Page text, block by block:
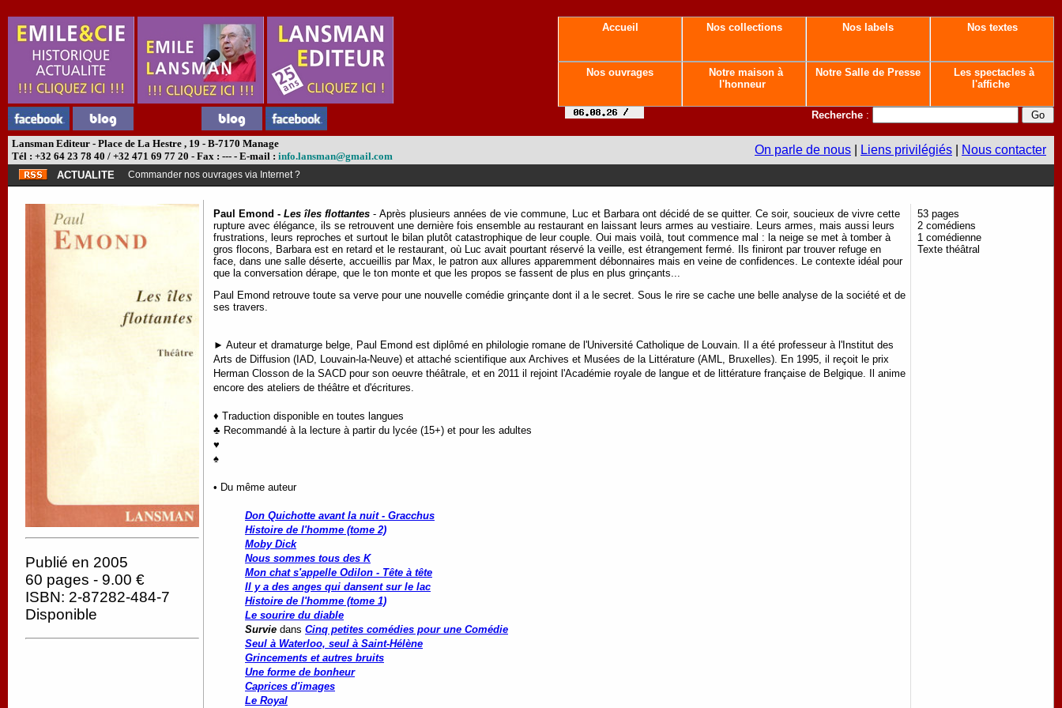
Accueil Nos collections Nos labels Nos textes
Nos ouvrages
Notre maison à
l'honneur
Notre Salle de Presse
Les spectacles à
l'affiche
Recherche :
Lansman Editeur - Place de La Hestre , 19 - B-7170 Manage
Tél : +32 64 23 78 40 / +32 471 69 77 20 - Fax : --- - E-mail : info.lansman@gmail.com On parle de nous Liens privilégiés Nous contacter
ACTUALITE Commander nos ouvrages via Internet ?
Publié en 2005
60 pages - 9.00 €
ISBN: 2-87282-484-7
Disponible
Paul Emond - Les îles flottantes - Après plusieurs années de vie commune, Luc et Barbara ont décidé de se quitter. Ce soir, soucieux de vivre cette
rupture avec élégance, ils se retrouvent une dernière fois ensemble au restaurant en laissant leurs armes au vestiaire. Leurs armes, mais aussi leurs
frustrations, leurs reproches et surtout le bilan plutôt catastrophique de leur couple. Oui mais voilà, tout commence mal : la neige se met à tomber à
gros flocons, Barbara est en retard et le restaurant, où Luc avait pourtant réservé la veille, est étrangement fermé. Ils finiront par trouver refuge en
face, dans une salle déserte, accueillis par Max, le patron aux allures apparemment débonnaires mais en veine de confidences. Le contexte idéal pour
que la conversation dérape, que le ton monte et que les propos se fassent de plus en plus grinçants...
Paul Emond retrouve toute sa verve pour une nouvelle comédie grinçante dont il a le secret. Sous le rire se cache une belle analyse de la société et de
ses travers.
► Auteur et dramaturge belge, Paul Emond est diplômé en philologie romane de l'Université Catholique de Louvain. Il a été professeur à l'Institut des
Arts de Diffusion (IAD, Louvain-la-Neuve) et attaché scientifique aux Archives et Musées de la Littérature (AML, Bruxelles). En 1995, il reçoit le prix
Herman Closson de la SACD pour son oeuvre théâtrale, et en 2011 il rejoint l'Académie royale de langue et de littérature française de Belgique. Il anime
encore des ateliers de théâtre et d'écritures.
♦ Traduction disponible en toutes langues
♣ Recommandé à la lecture à partir du lycée (15+) et pour les adultes
♥
♠
• Du même auteur
Don Quichotte avant la nuit - Gracchus
Histoire de l'homme (tome 2)
Moby Dick
Nous sommes tous des K
Mon chat s'appelle Odilon - Tête à tête
Il y a des anges qui dansent sur le lac
Histoire de l'homme (tome 1)
Le sourire du diable
Survie dans Cinq petites comédies pour une Comédie
Seul à Waterloo, seul à Saint-Hélène
Grincements et autres bruits
Une forme de bonheur
Caprices d'images
Le Royal
53 pages
2 comédiens
1 comédienne
Texte théâtral